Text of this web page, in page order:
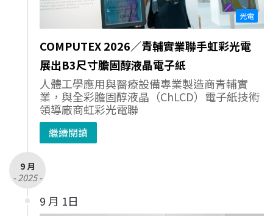
光電
COMPUTEX 2026／青輔實業聯手虹彩光電
展出B3尺寸膽固醇液晶電子紙
人體工學應用與醫療設備專業製造商青輔實
業，與全彩膽固醇液晶（ChLCD）電子紙技術
領導廠商虹彩光電聯
繼續閱讀
9 月
- 2025 -
9 月 1日